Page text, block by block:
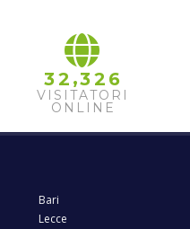
32 ,32 6
VISITATORI
ONLINE
Bari
Lecce